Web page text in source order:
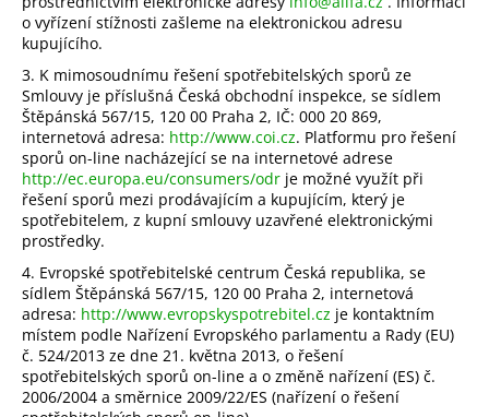
o vyřízení stížnosti zašleme na elektronickou adresu
kupujícího.
3. K mimosoudnímu řešení spotřebitelských sporů ze
Smlouvy je příslušná Česká obchodní inspekce, se sídlem
Štěpánská 567/15, 120 00 Praha 2, IČ: 000 20 869,
internetová adresa: http://www.coi.cz. Platformu pro řešení
sporů on-line nacházející se na internetové adrese
http://ec.europa.eu/consumers/odr je možné využít při
řešení sporů mezi prodávajícím a kupujícím, který je
spotřebitelem, z kupní smlouvy uzavřené elektronickými
prostředky.
4. Evropské spotřebitelské centrum Česká republika, se
sídlem Štěpánská 567/15, 120 00 Praha 2, internetová
adresa: http://www.evropskyspotrebitel.cz je kontaktním
místem podle Nařízení Evropského parlamentu a Rady (EU)
č. 524/2013 ze dne 21. května 2013, o řešení
spotřebitelských sporů on-line a o změně nařízení (ES) č.
2006/2004 a směrnice 2009/22/ES (nařízení o řešení